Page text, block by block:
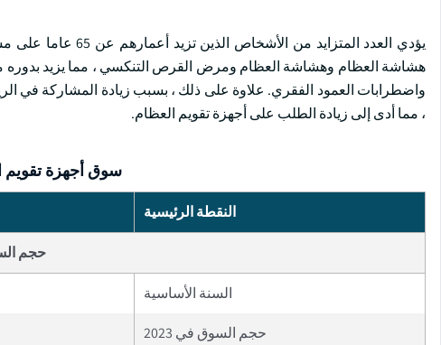
يؤدي العدد
هشاشة العظام وهشاشة العظام ومرض القرص التنكسي ، مما يزيد بدوره
واضطرابات العمود الفقري. علاوة على ذلك ، بسبب زيادة المشاركة في
، مما أدى إلى زيادة الطلب على أجهزة تقويم العظام.
سوق أجهزة تقويم
النقطة الرئيسية
حجم
السنة الأساسية
حجم السوق في 2023